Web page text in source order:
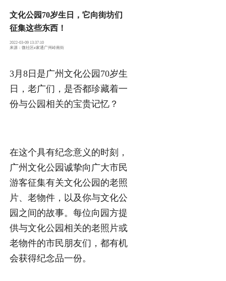
文化公园70岁生日，它向街坊们
征集这些东西！
2022-03-09 13:37:10
来源：微社区e家通广州岭南街
3月8日是广州文化公园70岁生
日， 老广们， 是否都珍藏着一
份与公园相关的宝贵记忆？
在这个具有纪念意义的时刻，
广州文化公园诚挚向广大市民
游客征集有关文化公园的老照
片、老物件，以及你与文化公
园之间的故事。每位向园方提
供与文化公园相关的老照片或
老物件的市民朋友们，都有机
会获得纪念品一份。